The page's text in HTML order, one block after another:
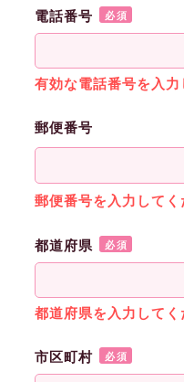
電話番号 必須
有効な電話番号を入力
郵便番号
郵便番号を入力してく
都道府県 必須
都道府県を入力してく
市区町村 必須